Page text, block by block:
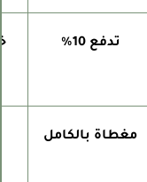
تدفع 10%
مغطاة بالكامل